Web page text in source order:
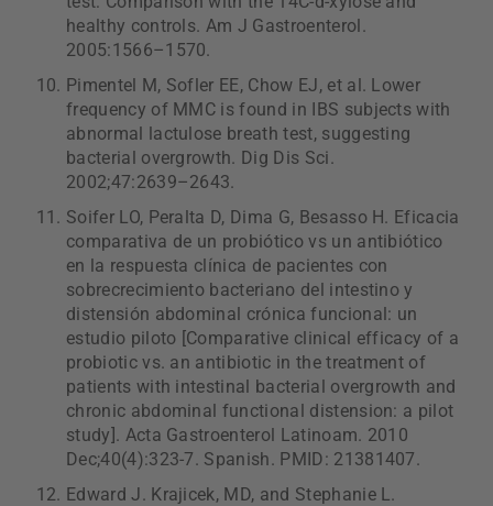
healthy controls. Am J Gastroenterol.
2005:1566–1570.
Pimentel M, Sofler EE, Chow EJ, et al. Lower
frequency of MMC is found in IBS subjects with
abnormal lactulose breath test, suggesting
bacterial overgrowth. Dig Dis Sci.
2002;47:2639–2643.
Soifer LO, Peralta D, Dima G, Besasso H. Eficacia
comparativa de un probiótico vs un antibiótico
en la respuesta clínica de pacientes con
sobrecrecimiento bacteriano del intestino y
distensión abdominal crónica funcional: un
estudio piloto [Comparative clinical efficacy of a
probiotic vs. an antibiotic in the treatment of
patients with intestinal bacterial overgrowth and
chronic abdominal functional distension: a pilot
study]. Acta Gastroenterol Latinoam. 2010
Dec;40(4):323-7. Spanish. PMID: 21381407.
Edward J. Krajicek, MD, and Stephanie L.